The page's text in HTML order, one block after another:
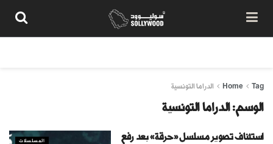
Home Tag الدراما التونسية
الوسم:الدراما التونسية
المسلسلات
استئناف تصوير مسلسل «حرقة» بعد رفع